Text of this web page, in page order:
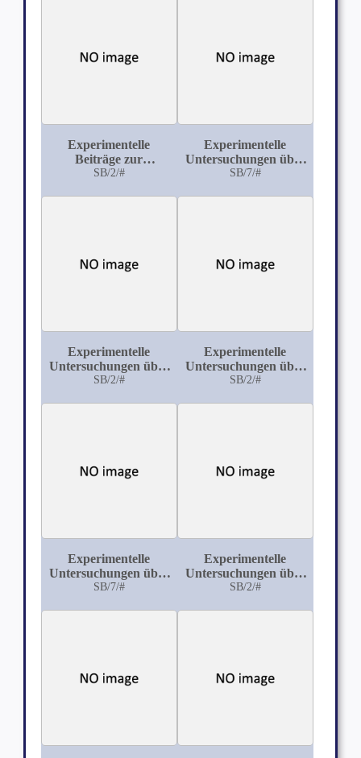
Experimentelle
Beiträge zur
Milzbrandimpfung
SB/2/#
Experimentelle
Untersuchungen über
den Nachweis der
SB/7/#
Experimentelle
Untersuchungen über
die Wirkung der
SB/2/#
Experimentelle
Untersuchungen über
die Wirkung todter
SB/2/#
Experimentelle
Untersuchungen über
Kohlenstaub-
SB/7/#
Experimentelle
Untersuchungen über
kulturelle und
chemischen
Präparaten
SB/2/#